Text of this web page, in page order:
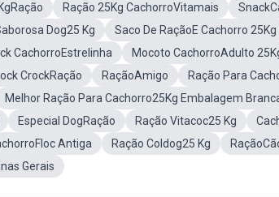
Ração 25Kg CachorroVitamais
Dog25 Kg Saco De RaçãoE Cachorro 25Kg
CachorroEstrelinha Mocoto CachorroAdulto
CrockRação RaçãoAmigo Ração Para
Melhor Ração Para Cachorro25Kg Embalagem
Especial DogRação Ração Vitacoc25 Kg
Antiga Ração Coldog25 Kg
Gerais